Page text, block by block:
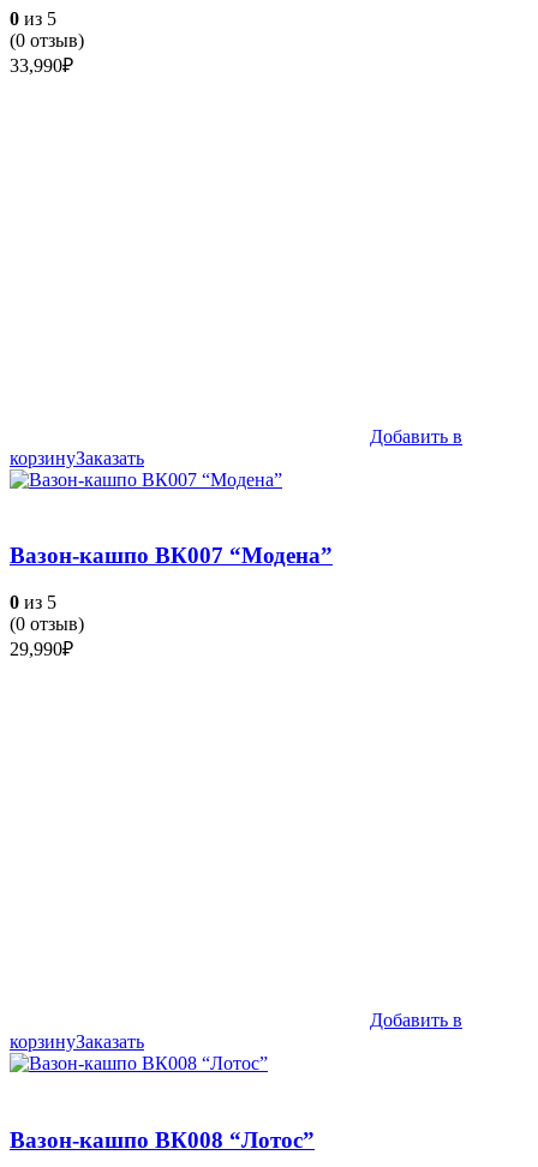
0 из 5
(0 отзыв)
33,990₽
Добавить в
корзинуЗаказать
Вазон-кашпо ВК007 “Модена”
0 из 5
(0 отзыв)
29,990₽
Добавить в
корзинуЗаказать
Вазон-кашпо ВК008 “Лотос”